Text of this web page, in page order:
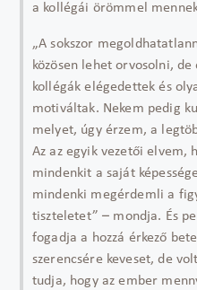
a kollégái örömmel
„A sokszor
közösen lehet orvosolni,
kollégák elégedettek és
motiváltak. Nekem pedig
melyet, úgy érzem, a
Az az egyik vezetői elvem,
mindenkit a saját
mindenki megérdemli a
tiszteletet” – mondja. És
fogadja a hozzá érkező
szerencsére keveset, de
tudja, hogy az ember